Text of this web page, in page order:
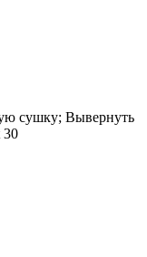
сушку; Вывернуть
30